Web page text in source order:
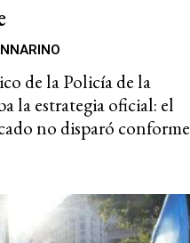
de la Policía de la
la estrategia oficial: el
no disparó conforme